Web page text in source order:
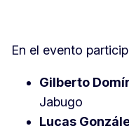
En el evento
Gilberto
Jabugo
Lucas